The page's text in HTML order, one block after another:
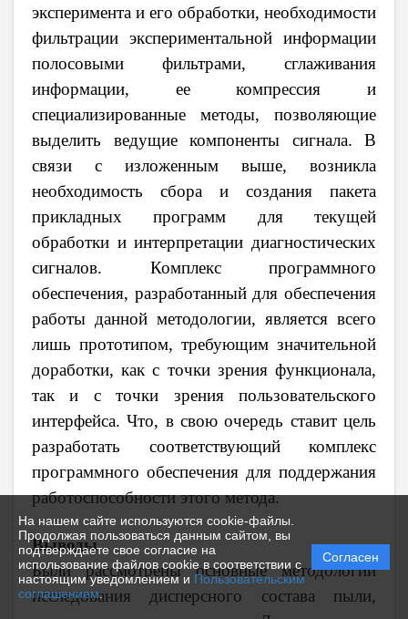
На нашем сайте используются cookie-файлы.
Продолжая пользоваться данным сайтом, вы
подтверждаете свое согласие на
использование файлов cookie в соответствии с
настоящим уведомлением и Пользовательским
соглашением.
Согласен
эксперимента и его обработки, необходимости
фильтрации экспериментальной информации
полосовыми фильтрами, сглаживания
информации, ее компрессия и
специализированные методы, позволяющие
выделить ведущие компоненты сигнала. В
связи с изложенным выше, возникла
необходимость сбора и создания пакета
прикладных программ для текущей
обработки и интерпретации диагностических
сигналов. Комплекс программного
обеспечения, разработанный для обеспечения
работы данной методологии, является всего
лишь прототипом, требующим значительной
доработки, как с точки зрения функционала,
так и с точки зрения пользовательского
интерфейса. Что, в свою очередь ставит цель
разработать соответствующий комплекс
программного обеспечения для поддержания
работоспособности этого метода.
Выводы
Были рассмотрены основные методологии
исследования дисперсного состава пыли,